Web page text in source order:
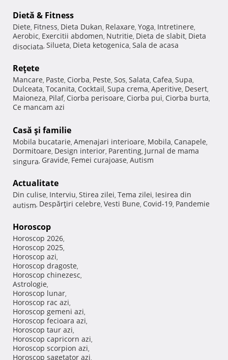
Dietă & Fitness
Diete, Fitness, Dieta Dukan, Relaxare, Yoga, Intretinere,
Aerobic, Exercitii abdomen, Nutritie, Dieta de slabit, Dieta
disociata, Silueta, Dieta ketogenica, Sala de acasa
Reţete
Mancare, Paste, Ciorba, Peste, Sos, Salata, Cafea, Supa,
Dulceata, Tocanita, Cocktail, Supa crema, Aperitive, Desert,
Maioneza, Pilaf, Ciorba perisoare, Ciorba pui, Ciorba burta,
Ce mancam azi
Casă şi familie
Mobila bucatarie, Amenajari interioare, Mobila, Canapele,
Dormitoare, Design interior, Parenting, Jurnal de mama
singura, Gravide, Femei curajoase, Autism
Actualitate
Din culise, Interviu, Stirea zilei, Tema zilei, Iesirea din
autism, Despărţiri celebre, Vesti Bune, Covid-19, Pandemie
Horoscop
Horoscop 2026,
Horoscop 2025,
Horoscop azi,
Horoscop dragoste,
Horoscop chinezesc,
Astrologie,
Horoscop lunar,
Horoscop rac azi,
Horoscop gemeni azi,
Horoscop fecioara azi,
Horoscop taur azi,
Horoscop capricorn azi,
Horoscop scorpion azi,
Horoscop sagetator azi,